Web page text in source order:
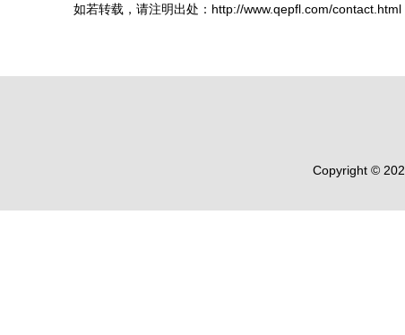
如若转载，请注明出处：http://www.qepfl.com/contact.html
Copyright ©